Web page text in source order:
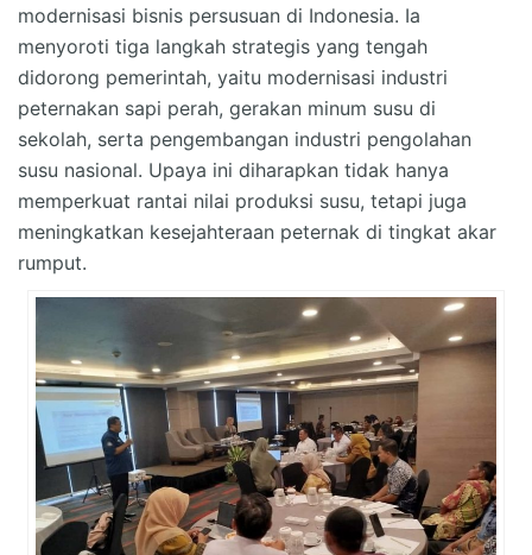
modernisasi bisnis persusuan di Indonesia. Ia
menyoroti tiga langkah strategis yang tengah
didorong pemerintah, yaitu modernisasi industri
peternakan sapi perah, gerakan minum susu di
sekolah, serta pengembangan industri pengolahan
susu nasional. Upaya ini diharapkan tidak hanya
memperkuat rantai nilai produksi susu, tetapi juga
meningkatkan kesejahteraan peternak di tingkat akar
rumput.